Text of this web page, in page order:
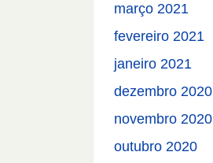
março 2021
fevereiro 2021
janeiro 2021
dezembro 2020
novembro 2020
outubro 2020